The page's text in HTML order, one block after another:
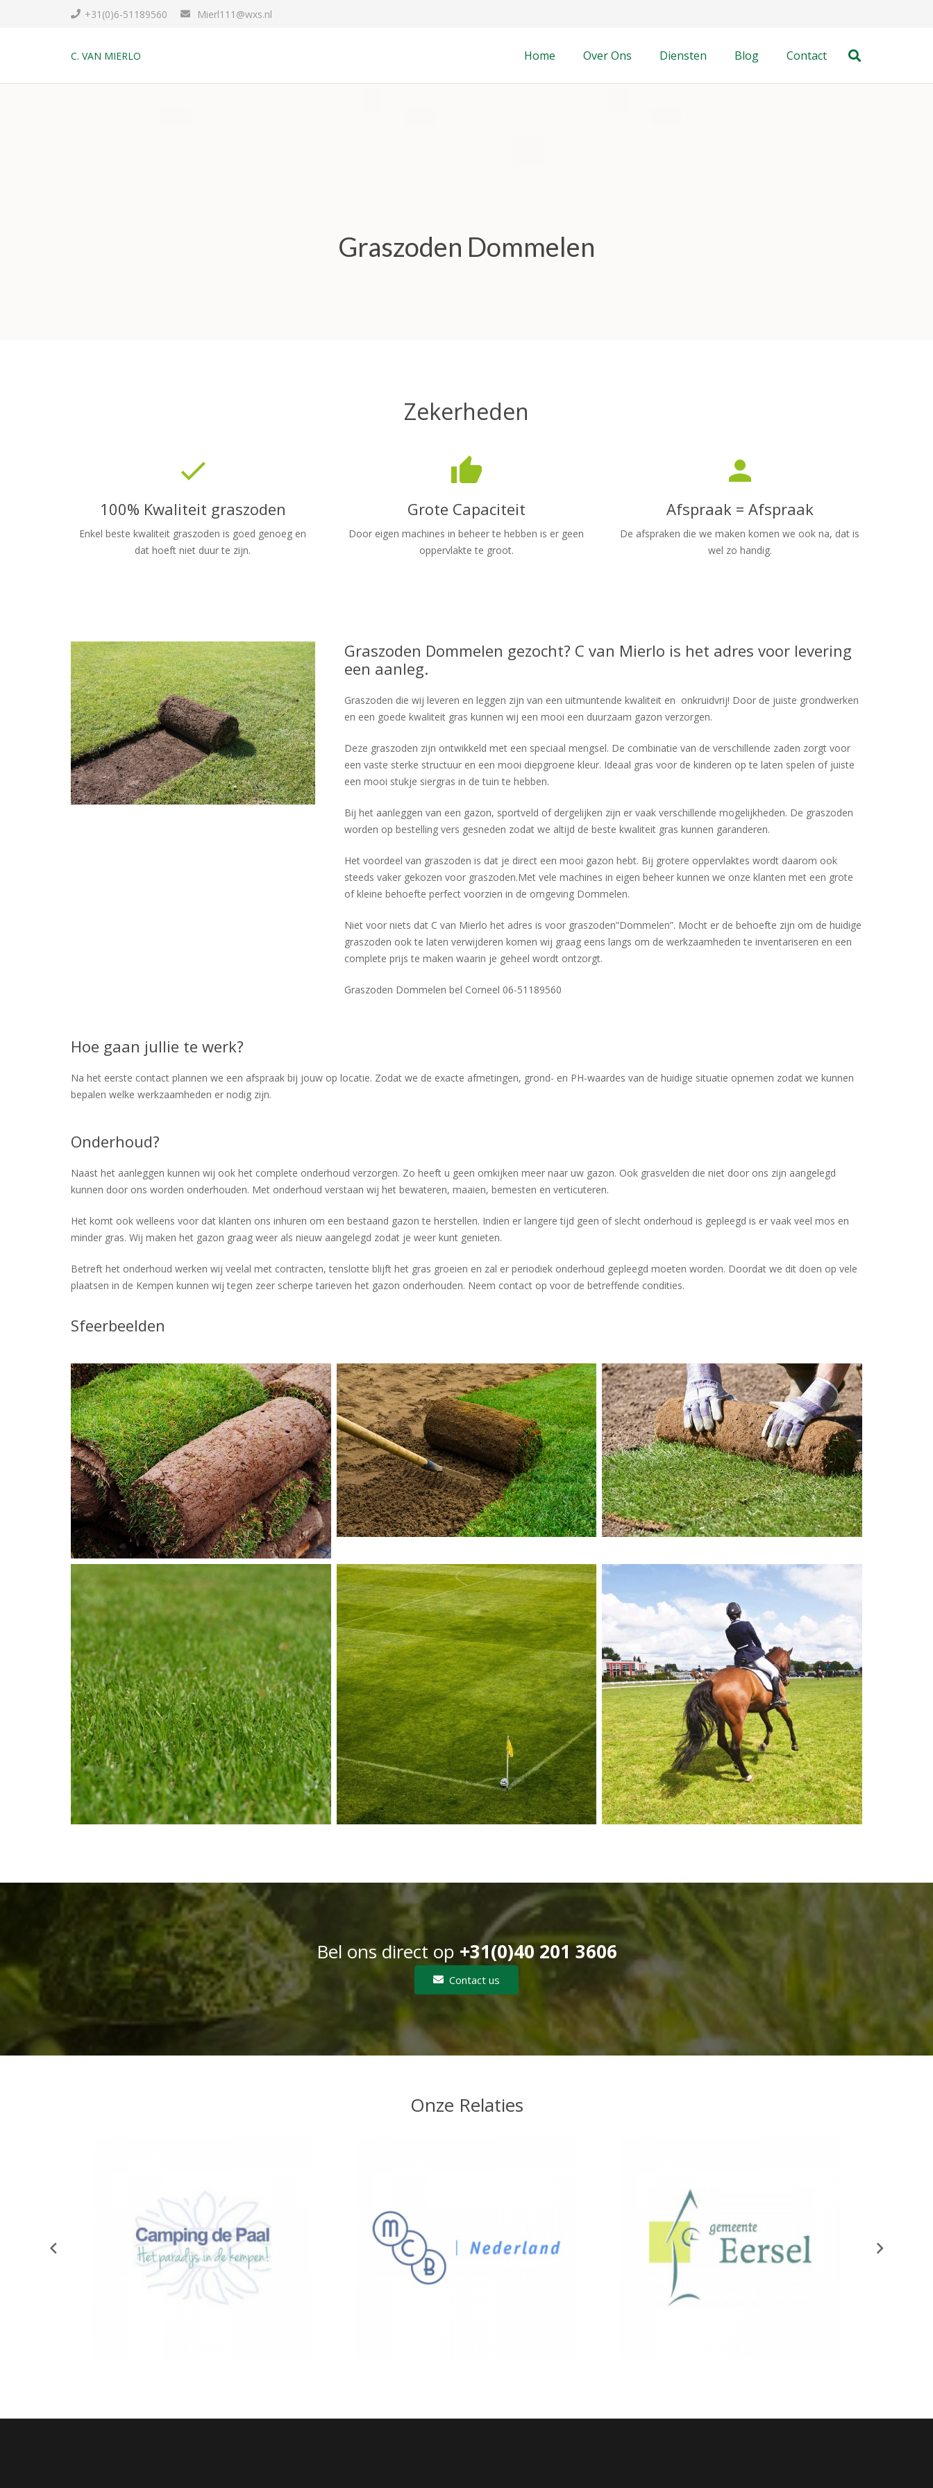
+31(0)6-51189560 Mierl111@wxs.nl
C. VAN MIERLO Home Over Ons Diensten Blog Contact
Graszoden Dommelen
Zekerheden
done
100% Kwaliteit graszoden
Enkel beste kwaliteit graszoden is goed genoeg en
dat hoeft niet duur te zijn.
thumb_up
Grote Capaciteit
Door eigen machines in beheer te hebben is er geen
oppervlakte te groot.
person
Afspraak = Afspraak
De afspraken die we maken komen we ook na, dat is
wel zo handig.
Graszoden Dommelen gezocht? C van Mierlo is het adres voor levering
een aanleg.
Graszoden die wij leveren en leggen zijn van een uitmuntende kwaliteit en onkruidvrij! Door de juiste grondwerken
en een goede kwaliteit gras kunnen wij een mooi een duurzaam gazon verzorgen.
Deze graszoden zijn ontwikkeld met een speciaal mengsel. De combinatie van de verschillende zaden zorgt voor
een vaste sterke structuur en een mooi diepgroene kleur. Ideaal gras voor de kinderen op te laten spelen of juiste
een mooi stukje siergras in de tuin te hebben.
Bij het aanleggen van een gazon, sportveld of dergelijken zijn er vaak verschillende mogelijkheden. De graszoden
worden op bestelling vers gesneden zodat we altijd de beste kwaliteit gras kunnen garanderen.
Het voordeel van graszoden is dat je direct een mooi gazon hebt. Bij grotere oppervlaktes wordt daarom ook
steeds vaker gekozen voor graszoden.Met vele machines in eigen beheer kunnen we onze klanten met een grote
of kleine behoefte perfect voorzien in de omgeving Dommelen.
Niet voor niets dat C van Mierlo het adres is voor graszoden”Dommelen”. Mocht er de behoefte zijn om de huidige
graszoden ook te laten verwijderen komen wij graag eens langs om de werkzaamheden te inventariseren en een
complete prijs te maken waarin je geheel wordt ontzorgt.
Graszoden Dommelen bel Corneel 06-51189560
Hoe gaan jullie te werk?
Na het eerste contact plannen we een afspraak bij jouw op locatie. Zodat we de exacte afmetingen, grond- en PH-waardes van de huidige situatie opnemen zodat we kunnen
bepalen welke werkzaamheden er nodig zijn.
Onderhoud?
Naast het aanleggen kunnen wij ook het complete onderhoud verzorgen. Zo heeft u geen omkijken meer naar uw gazon. Ook grasvelden die niet door ons zijn aangelegd
kunnen door ons worden onderhouden. Met onderhoud verstaan wij het bewateren, maaien, bemesten en verticuteren.
Het komt ook welleens voor dat klanten ons inhuren om een bestaand gazon te herstellen. Indien er langere tijd geen of slecht onderhoud is gepleegd is er vaak veel mos en
minder gras. Wij maken het gazon graag weer als nieuw aangelegd zodat je weer kunt genieten.
Betreft het onderhoud werken wij veelal met contracten, tenslotte blijft het gras groeien en zal er periodiek onderhoud gepleegd moeten worden. Doordat we dit doen op vele
plaatsen in de Kempen kunnen wij tegen zeer scherpe tarieven het gazon onderhouden. Neem contact op voor de betreffende condities.
Sfeerbeelden
Bel ons direct op +31(0)40 201 3606
Contact us
Onze Relaties